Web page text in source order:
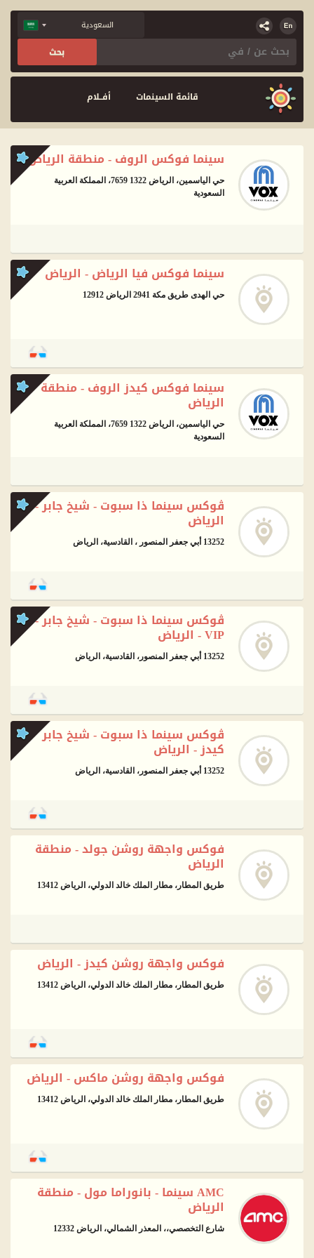
قائمة السينمات أفــلام
سينما فوكس الروف - منطقة الرياض
حي الياسمين، الرياض 1322 7659، المملكة العربية
السعودية
سينما فوكس فيا الرياض - الرياض
حي الهدى طريق مكة 2941 الرياض 12912
سينما فوكس كيدز الروف - منطقة
الرياض
حي الياسمين، الرياض 1322 7659، المملكة العربية
السعودية
ڤوكس سينما ذا سبوت - شيخ جابر -
الرياض
13252 أبي جعفر المنصور ، القادسية، الرياض
ڤوكس سينما ذا سبوت - شيخ جابر -
VIP - الرياض
13252 أبي جعفر المنصور، القادسية، الرياض
ڤوكس سينما ذا سبوت - شيخ جابر
كيدز - الرياض
13252 أبي جعفر المنصور، القادسية، الرياض
فوكس واجهة روشن جولد - منطقة
الرياض
طريق المطار، مطار الملك خالد الدولي، الرياض 13412
فوكس واجهة روشن كيدز - الرياض
طريق المطار، مطار الملك خالد الدولي، الرياض 13412
فوكس واجهة روشن ماكس - الرياض
طريق المطار، مطار الملك خالد الدولي، الرياض 13412
AMC سينما - بانوراما مول - منطقة
الرياض
شارع التخصصي،، المعذر الشمالي، الرياض 12332